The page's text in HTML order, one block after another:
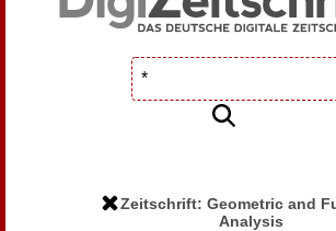
Zeitschrift: Geometric and
Analysis